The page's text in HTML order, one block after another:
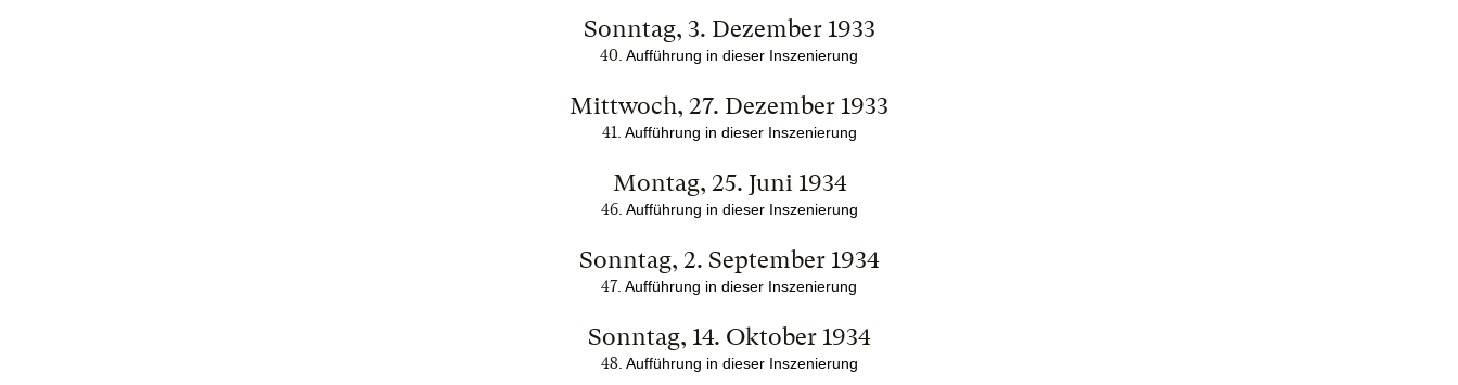
Sonntag, 3. Dezember 1933
40 . Aufführung in dieser Inszenierung
Mittwoch, 27. Dezember 1933
41 . Aufführung in dieser Inszenierung
Montag, 25. Juni 1934
46. Aufführung in dieser Inszenierung
Sonntag, 2. September 1934
47 . Aufführung in dieser Inszenierung
Sonntag, 14. Oktober 1934
48. Aufführung in dieser Inszenierung